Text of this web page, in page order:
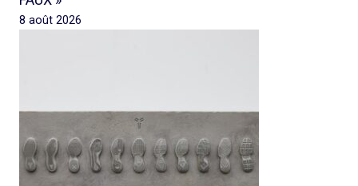
8 août 2026